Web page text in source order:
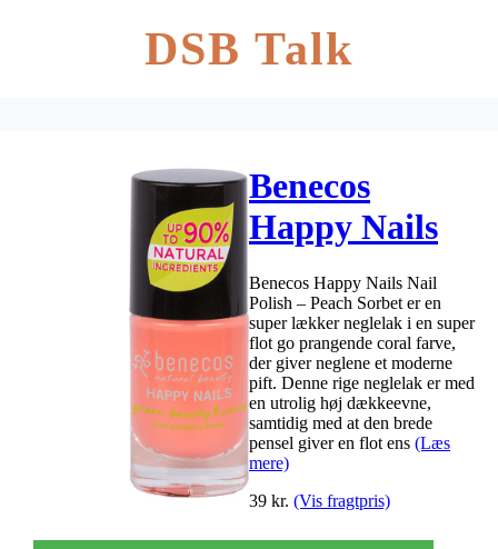
DSB Talk
Benecos
Happy Nails
Nail Polish 5
ml – Peach
Sorbet
Benecos Happy Nails Nail
Polish – Peach Sorbet er en
super lækker neglelak i en super
flot go prangende coral farve,
der giver neglene et moderne
pift. Denne rige neglelak er med
en utrolig høj dækkeevne,
samtidig med at den brede
pensel giver en flot ens (Læs
mere)
39 kr. (Vis fragtpris)